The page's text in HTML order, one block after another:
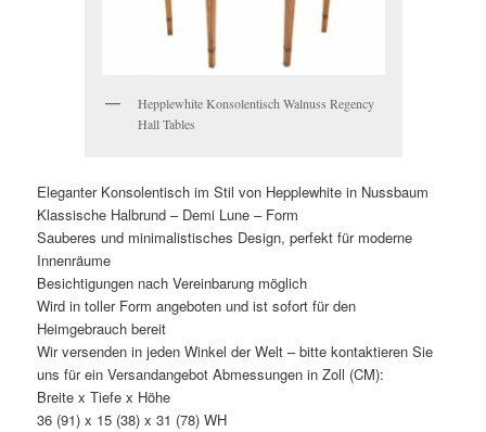
Hepplewhite Konsolentisch Walnuss Regency
Hall Tables
Eleganter Konsolentisch im Stil von Hepplewhite in Nussbaum
Klassische Halbrund – Demi Lune – Form
Sauberes und minimalistisches Design, perfekt für moderne
Innenräume
Besichtigungen nach Vereinbarung möglich
Wird in toller Form angeboten und ist sofort für den
Heimgebrauch bereit
Wir versenden in jeden Winkel der Welt – bitte kontaktieren Sie
uns für ein Versandangebot Abmessungen in Zoll (CM):
Breite x Tiefe x Höhe
36 (91) x 15 (38) x 31 (78) WH